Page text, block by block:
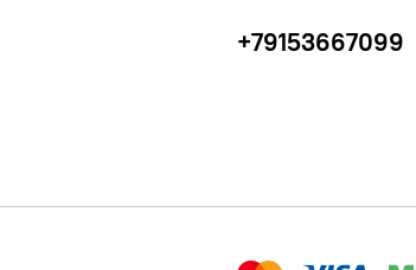
+79153667099